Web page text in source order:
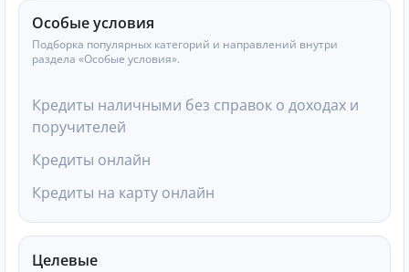
Особые условия
Подборка популярных категорий и направлений внутри
раздела «Особые условия».
Кредиты наличными без справок о доходах и
поручителей
Кредиты онлайн
Кредиты на карту онлайн
Целевые